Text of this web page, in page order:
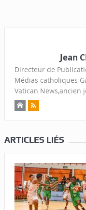
Jean
Directeur de
Médias catholiques
Vatican News,ancien
ARTICLES LIÉS